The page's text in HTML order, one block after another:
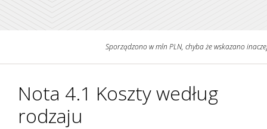
Grupa KGHM i Nasze
Sporządzono w mln PLN, chyba że wskazano
Nota 4.1 Koszty według
rodzaju